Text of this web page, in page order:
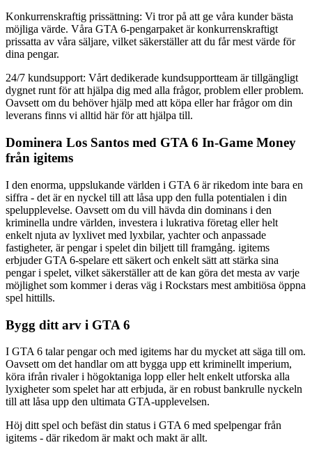
Konkurrenskraftig prissättning: Vi tror på att ge våra kunder bästa
möjliga värde. Våra GTA 6-pengarpaket är konkurrenskraftigt
prissatta av våra säljare, vilket säkerställer att du får mest värde för
dina pengar.
24/7 kundsupport: Vårt dedikerade kundsupportteam är tillgängligt
dygnet runt för att hjälpa dig med alla frågor, problem eller problem.
Oavsett om du behöver hjälp med att köpa eller har frågor om din
leverans finns vi alltid här för att hjälpa till.
Dominera Los Santos med GTA 6 In-Game Money
från igitems
I den enorma, uppslukande världen i GTA 6 är rikedom inte bara en
siffra - det är en nyckel till att låsa upp den fulla potentialen i din
spelupplevelse. Oavsett om du vill hävda din dominans i den
kriminella undre världen, investera i lukrativa företag eller helt
enkelt njuta av lyxlivet med lyxbilar, yachter och anpassade
fastigheter, är pengar i spelet din biljett till framgång. igitems
erbjuder GTA 6-spelare ett säkert och enkelt sätt att stärka sina
pengar i spelet, vilket säkerställer att de kan göra det mesta av varje
möjlighet som kommer i deras väg i Rockstars mest ambitiösa öppna
spel hittills.
Bygg ditt arv i GTA 6
I GTA 6 talar pengar och med igitems har du mycket att säga till om.
Oavsett om det handlar om att bygga upp ett kriminellt imperium,
köra ifrån rivaler i högoktaniga lopp eller helt enkelt utforska alla
lyxigheter som spelet har att erbjuda, är en robust bankrulle nyckeln
till att låsa upp den ultimata GTA-upplevelsen.
Höj ditt spel och befäst din status i GTA 6 med spelpengar från
igitems - där rikedom är makt och makt är allt.